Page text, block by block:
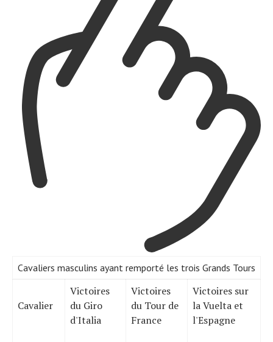
Cavaliers masculins ayant remporté les trois Grands Tours
Cavalier
Victoires
du Giro
d'Italia
Victoires
du Tour de
France
Victoires sur
la Vuelta et
l'Espagne